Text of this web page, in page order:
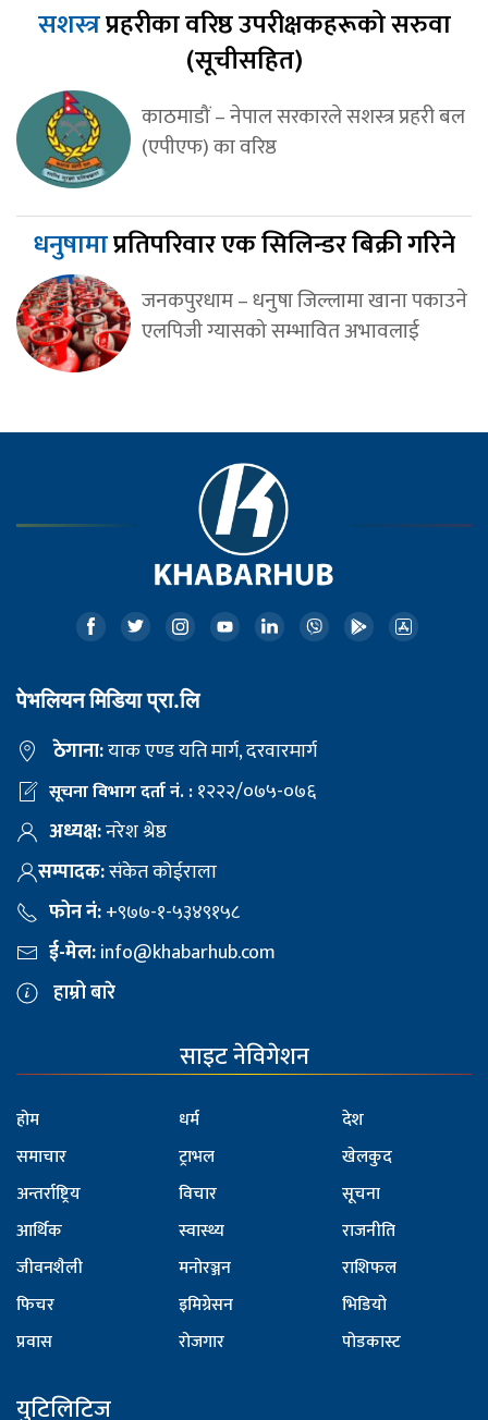
सशस्त्रप्रहरीका वरिष्ठ उपरीक्षकहरूको सरुवा
(सूचीसहित)
काठमाडौं – नेपाल सरकारले सशस्त्र प्रहरी बल
(एपीएफ) का वरिष्ठ
धनुषामाप्रतिपरिवार एक सिलिन्डर बिक्री गरिने
जनकपुरधाम – धनुषा जिल्लामा खाना पकाउने
एलपिजी ग्यासको सम्भावित अभावलाई
पेभलियन मिडिया प्रा.लि
ठेगाना:याक एण्ड यति मार्ग, दरवारमार्ग
सूचना विभाग दर्ता नं. :१२२२/०७५-०७६
अध्यक्ष:नरेश श्रेष्ठ
सम्पादक:संकेत कोईराला
फोन नं:+९७७-१-५३४९१५८
ई-मेल:info@khabarhub.com
हाम्रो बारे
साइट नेविगेशन
होम
समाचार
अन्तर्राष्ट्रिय
आर्थिक
जीवनशैली
फिचर
प्रवास
धर्म
ट्राभल
विचार
स्वास्थ्य
मनोरञ्जन
इमिग्रेसन
रोजगार
देश
खेलकुद
सूचना
राजनीति
राशिफल
भिडियो
पोडकास्ट
युटिलिटिज